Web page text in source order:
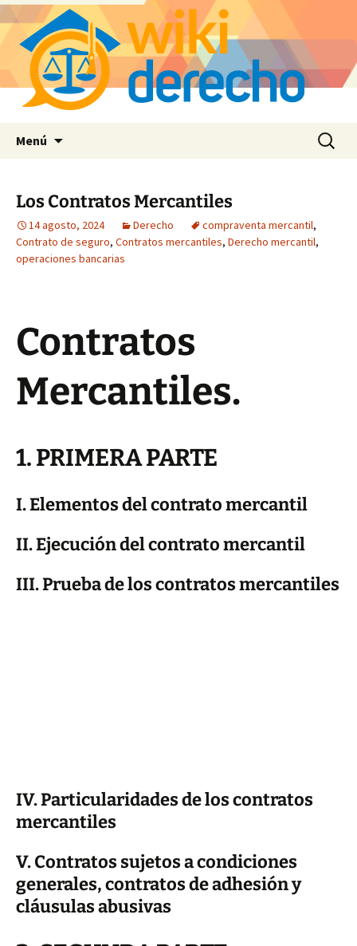
Menú Buscar:
Los Contratos Mercantiles
14 agosto, 2024 Derecho compraventa mercantil,
Contrato de seguro, Contratos mercantiles, Derecho mercantil,
operaciones bancarias
Contratos
Mercantiles.
1. PRIMERA PARTE
I. Elementos del contrato mercantil
II. Ejecución del contrato mercantil
III. Prueba de los contratos mercantiles
IV. Particularidades de los contratos
mercantiles
V. Contratos sujetos a condiciones
generales, contratos de adhesión y
cláusulas abusivas